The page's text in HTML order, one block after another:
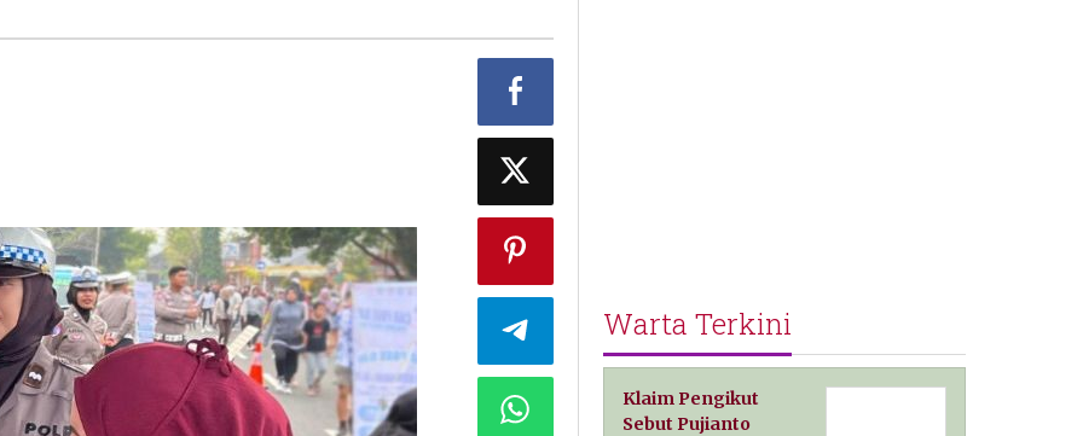
Warta Terkini
Klaim Pengikut
Sebut Pujianto